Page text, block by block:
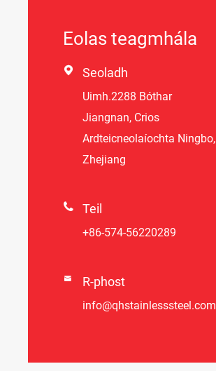
Eolas teagmhála
 Seoladh
Uimh.2288 Bóthar
Jiangnan, Crios
Ardteicneolaíochta Ningbo,
Zhejiang
 Teil
+86-574-56220289
 R-phost
info@qhstainlesssteel.com